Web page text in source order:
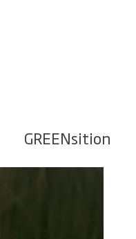
GREENsition